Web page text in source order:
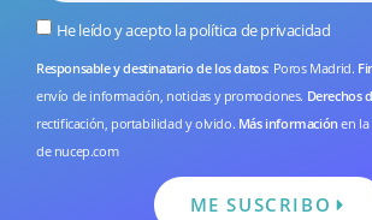
He leído y acepto lapolítica de privacidad
Responsable y destinatario de los datos: Poros Madrid.
envío de información, noticias y promociones. Derechos
rectificación, portabilidad y olvido. Más información en la
de nucep.com
ME SUSCRIBO